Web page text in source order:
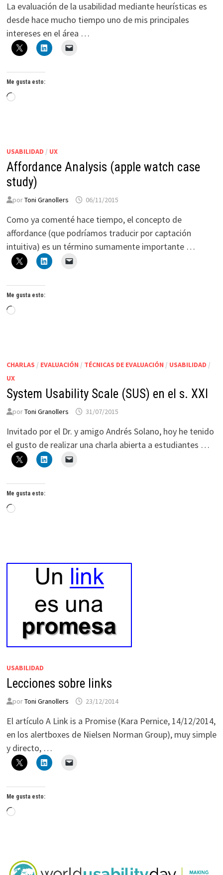
La evaluación de la usabilidad mediante heurísticas es
desde hace mucho tiempo uno de mis principales
intereses en el área …
Me gusta esto:
Cargando...
USABILIDAD / UX
Affordance Analysis (apple watch case
study)
porToni Granollers 06/11/2015
Como ya comenté hace tiempo, el concepto de
affordance (que podríamos traducir por captación
intuitiva) es un término sumamente importante …
Me gusta esto:
Cargando...
CHARLAS / EVALUACIÓN / TÉCNICAS DE EVALUACIÓN / USABILIDAD /
UX
System Usability Scale (SUS) en el s. XXI
porToni Granollers 31/07/2015
Invitado por el Dr. y amigo Andrés Solano, hoy he tenido
el gusto de realizar una charla abierta a estudiantes …
Me gusta esto:
Cargando...
USABILIDAD
Lecciones sobre links
porToni Granollers 23/12/2014
El artículo A Link is a Promise (Kara Pernice, 14/12/2014,
en los alertboxes de Nielsen Norman Group), muy simple
y directo, …
Me gusta esto:
Cargando...